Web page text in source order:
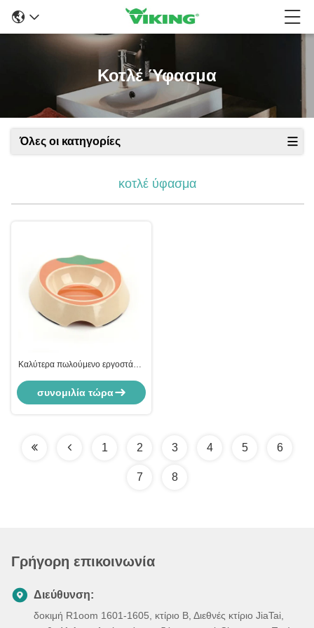
Κοτλέ Ύφασμα
Όλες οι κατηγορίες
κοτλέ ύφασμα
Καλύτερα πωλούμενο εργοστάσιο
μπαμπού σούπα σίτισης
κατοικίδων
συνομιλία τώρα
1 2 3 4 5 6
7 8
Γρήγορη επικοινωνία
Διεύθυνση:
δοκιμή R1oom 1601-1605, κτίριο Β, Διεθνές κτίριο JiaTai,